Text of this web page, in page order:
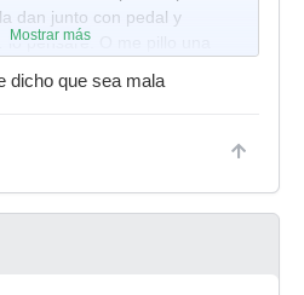
dan junto con pedal y
pensaré. O me pillo una
Mostrar más
dicho que sea mala